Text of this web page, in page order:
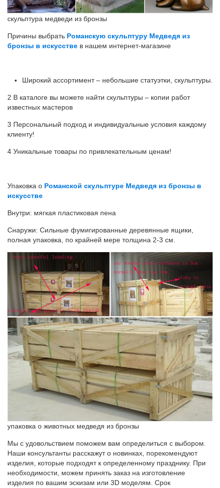
скульптура медведи из бронзы
Причины выбрать Романскую скульптуру Медведя из
бронзы в искусстве в нашем интернет-магазине
Широкий ассортимент – небольшие статуэтки, скульптуры.
2 В каталоге вы можете найти скульптуры – копии работ
известных мастеров
3 Персональный подход и индивидуальные условия каждому
клиенту!
4 Уникальные товары по привлекательным ценам!
Упаковка о Романской скульптуре Медведя из бронзы в
искусстве
Внутри: мягкая пластиковая пена
Снаружи: Сильные фумигированные деревянные ящики,
полная упаковка, по крайней мере толщина 2-3 см.
упаковка о животных медведя из бронзы
Мы с удовольствием поможем вам определиться с выбором.
Наши консультанты расскажут о новинках, порекомендуют
изделия, которые подходят к определенному празднику. При
необходимости, можем принять заказ на изготовление
изделия по вашим эскизам или 3D моделям. Срок